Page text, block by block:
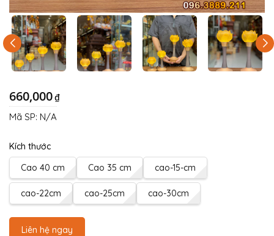
660,000₫
Kích thước
Cao 40 cm
Cao 35 cm cao-15-cm
cao-22cm cao-25cm cao-30cm
Liên hệ ngay
Mã SP: N/A